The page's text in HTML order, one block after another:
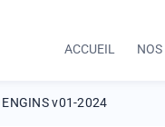
ACCUEIL
ENGINS v01-2024